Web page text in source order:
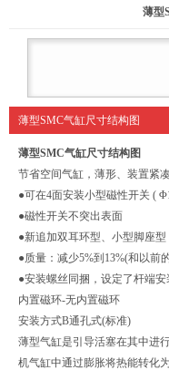
薄型
薄型SMC气缸尺寸结构图
薄型SMC气缸尺寸结构图
节省空间气缸，薄形、装置紧
●可在4面安装小型磁性开关 (
●磁性开关不突出表面
●新追加双耳环型、小型脚座型
●质量：减少5%到13%(和以前
●安装螺丝同捆，设定了杆端
内置磁环-无内置磁环
安装方式B通孔式(标准)
薄型气缸是引导活塞在其中进
机气缸中通过膨胀将热能转化